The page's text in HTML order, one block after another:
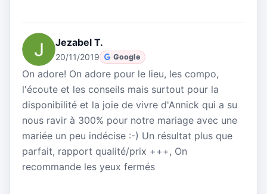
Jezabel T.
20/11/2019 Google
On adore! On adore pour le lieu, les compo,
l'écoute et les conseils mais surtout pour la
disponibilité et la joie de vivre d'Annick qui a su
nous ravir à 300% pour notre mariage avec une
mariée un peu indécise :-) Un résultat plus que
parfait, rapport qualité/prix +++, On
recommande les yeux fermés